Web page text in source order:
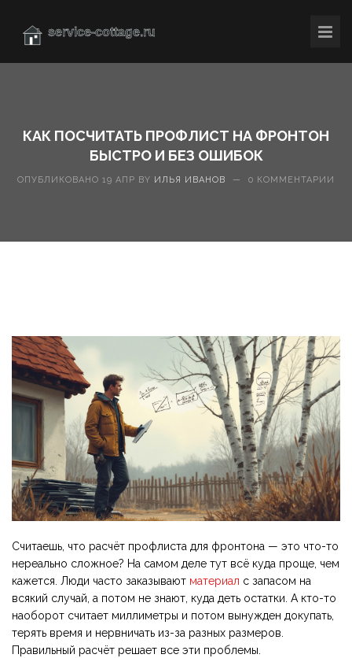
КАК ПОСЧИТАТЬ ПРОФЛИСТ НА ФРОНТОН
БЫСТРО И БЕЗ ОШИБОК
ОПУБЛИКОВАНО 19 АПР BY ИЛЬЯ ИВАНОВ — 0 КОММЕНТАРИИ
Считаешь, что расчёт профлиста для фронтона — это что-то
нереально сложное? На самом деле тут всё куда проще, чем
кажется. Люди часто заказывают материал с запасом на
всякий случай, а потом не знают, куда деть остатки. А кто-то
наоборот считает миллиметры и потом вынужден докупать,
терять время и нервничать из-за разных размеров.
Правильный расчёт решает все эти проблемы.